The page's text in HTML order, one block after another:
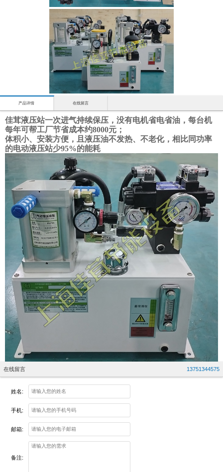
产品详情 在线留言
佳茸液压站一次进气持续保压， 没有电机省电省油，每台机
每年可帮工厂节省成本约8000元；
体积小、安装方便，且液压油不发热、不老化，相比同功率
的电动液压站少95%的能耗
在线留言 13751344575
姓名:
手机:
邮箱:
备注: